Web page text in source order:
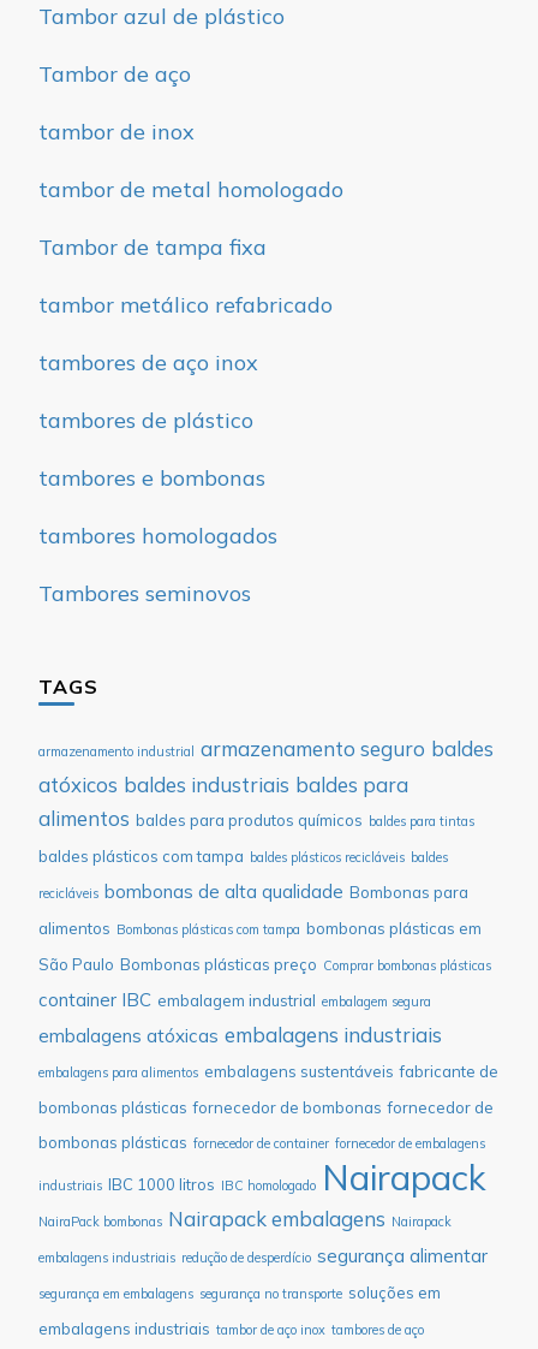
Tambor azul de plástico
Tambor de aço
tambor de inox
tambor de metal homologado
Tambor de tampa fixa
tambor metálico refabricado
tambores de aço inox
tambores de plástico
tambores e bombonas
tambores homologados
Tambores seminovos
TAGS
armazenamento industrial armazenamento seguro baldes
atóxicos baldes industriais baldes para
alimentos baldes para produtos químicos baldes para tintas
baldes plásticos com tampa baldes plásticos recicláveis baldes
recicláveis bombonas de alta qualidade Bombonas para
alimentos Bombonas plásticas com tampa bombonas plásticas em
São Paulo Bombonas plásticas preço Comprar bombonas plásticas
container IBC embalagem industrial embalagem segura
embalagens atóxicas embalagens industriais
embalagens para alimentos embalagens sustentáveis fabricante de
bombonas plásticas fornecedor de bombonas fornecedor de
bombonas plásticas fornecedor de container fornecedor de embalagens
industriais IBC 1000 litros IBC homologado Nairapack
NairaPack bombonas Nairapack embalagens Nairapack
embalagens industriais redução de desperdício segurança alimentar
segurança em embalagens segurança no transporte soluções em
embalagens industriais tambor de aço inox tambores de aço